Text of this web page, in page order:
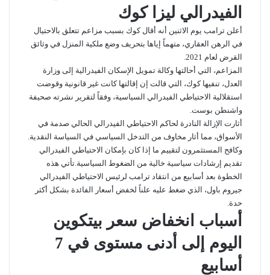
الفيدرالي ليزا كوك
أعلن ترامب يوم الاثنين أنه أقال كوك بسبب مزاعم تتعلق بالاحتيال
في الرهن العقاري، متهماً إياها بتحريف وضع ملكية المنزل في وثائق
القرض لعام 2021.
المزاعم، التي أحالتها وكالة تمويل الإسكان الفيدرالية إلى وزارة
العدل، تنفيها كوك، التي قالت إن إقالتها كانت غير قانونية وقوضت
استقلالية الاحتياطي الفيدرالي السياسية، وفقاً لتقرير نشرته صحيفة
واشنطن بوست.
أثارت الإزالة النادرة لحاكم الاحتياطي الفيدرالي الحالي صدمة في
الأسواق، مما أثار مخاوف من التدخل السياسي في السياسة النقدية.
وكافح المستثمرون لتقييم ما إذا كان بإمكان الاحتياطي الفيدرالي
تقديم إرشادات سياسية خالية من الضغوط السياسية.تأتي هذه
الخطوة بعد أسابيع من انتقاد ترامب لرئيس الاحتياطي الفيدرالي
جيروم باول، الذي ضغط عليه علناً لخفض أسعار الفائدة بشكل أكثر
حدة.
أسباب انخفاض سعر بيتكوين
اليوم إلى أدنى مستوى في 7
أسابيع